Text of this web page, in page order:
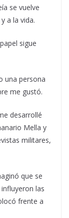
se vuelve
a la vida.
sigue
una persona
me gustó.
desarrollé
Mella y
militares,
que se
las
frente a